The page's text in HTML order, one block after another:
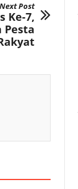
Next Post
Ke-7,
Pesta